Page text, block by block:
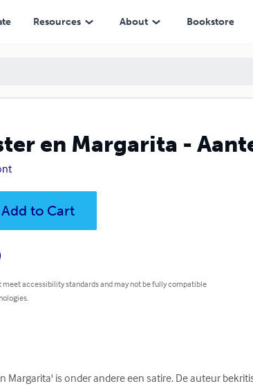
Resources About Bookstore
en Margarita -
Add to Cart
meet accessibility standards and may not be fully compatible
Margarita' is onder andere een satire. De auteur